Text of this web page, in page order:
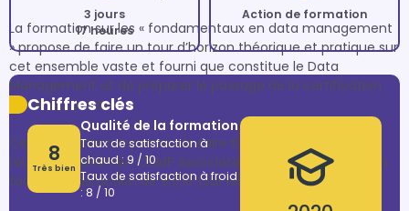
La formation sur les « fondamentaux en data management
» propose de faire un tour d’horizon théorique et pratique sur
cet ensemble vaste et fourni que constitue le Data
Management et de préparer le passage de la certification
CDMP Associate.
Cette formation a permis de faire bénéficier d'un taux de
réussite à l'examen CDMP Associate de plus de 96% et d'un
taux de satisfaction de 9,1/10 (sur les sessions de 2021)
3 jours
17 heures
Action de formation
Chiffres clés
8
Très bien
Qualité de la formation
Taux de satisfaction à
chaud : 9 / 10
Taux de satisfaction à froid
: 8 / 10